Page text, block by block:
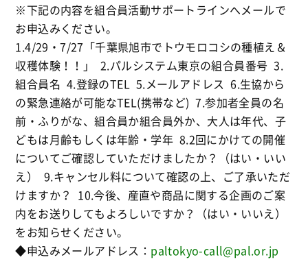
※下記の内容を組合員活動サポートラインへメールで
お申込みください。
1.4/29・7/27「千葉県旭市でトウモロコシの種植え＆
収穫体験！！」 2.パルシステム東京の組合員番号 3.
組合員名 4.登録のTEL 5.メールアドレス 6.生協から
の緊急連絡が可能なTEL(携帯など) 7.参加者全員の名
前・ふりがな、組合員か組合員外か、大人は年代、子
どもは月齢もしくは年齢・学年 8.2回にかけての開催
についてご確認していただけましたか？（はい・いい
え） 9.キャンセル料について確認の上、ご了承いただ
けますか？ 10.今後、産直や商品に関する企画のご案
内をお送りしてもよろしいですか？（はい・いいえ）
をお知らせください。
◆申込みメールアドレス： paltokyo-call@pal.or.jp